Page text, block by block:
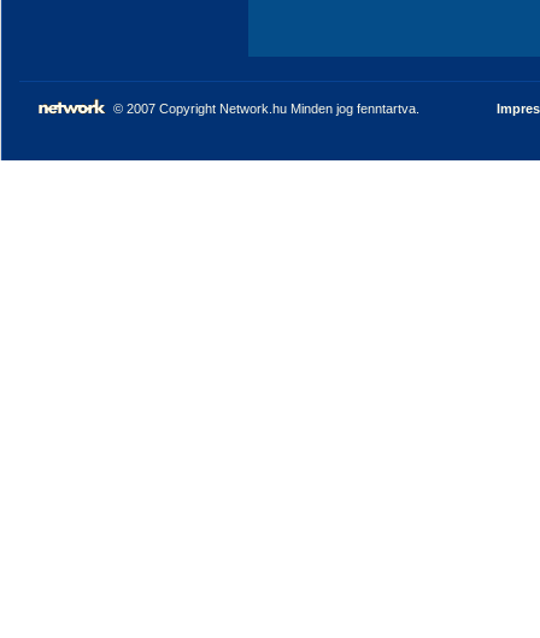
© 2007 Copyright Network.hu Minden jog fenntartva.